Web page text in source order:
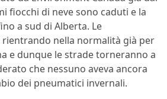
fiocchi di neve sono caduti e la
a sud di Alberta. Le
nella normalità già per
e dunque le strade torneranno a
che nessuno aveva ancora
dei pneumatici invernali.